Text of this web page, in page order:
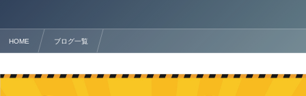
HOME ブログ一覧